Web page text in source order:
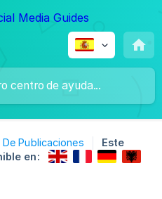
Publicaciones
Este
en: